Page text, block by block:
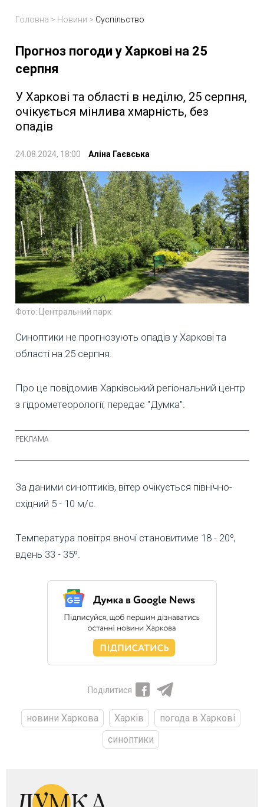
Головна > Новини > Суспільство
Прогноз погоди у Харкові на 25
серпня
У Харкові та області в неділю, 25 серпня,
очікується мінлива хмарність, без
опадів
24.08.2024, 18:00 Аліна Гаєвська
Фото: Центральний парк
Синоптики не прогнозують опадів у Харкові та
області на 25 серпня.
Про це повідомив Харківський регіональний центр
з гідрометеорології, передає "Думка".
За даними синоптиків, вітер очікується північно-
східний 5 - 10 м/с.
Температура повітря вночі становитиме 18 - 20º,
вдень 33 - 35º.
Поділитися
новини Харкова Харків
погода в Харкові
синоптики